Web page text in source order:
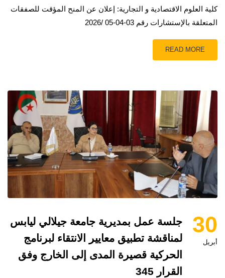
كلية العلوم الاقتصادية و التجارية: إعلان عن المنح المؤقت للصفقات
المتعلقة بالإستشارات رقم 03-04-05 /2026
READ MORE
30
أبريل
جلسة عمل بمديرية جامعة جيلالي ليابس
لمناقشة تطبيق معايير الانتقاء لبرنامج
الحركية قصيرة المدى إلى الخارج وفق
القرار 345